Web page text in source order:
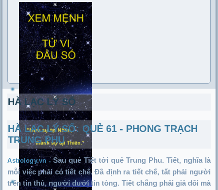
HÀ LẠC LÝ SỐ
HÀ LẠC LÝ SỐ: QUẺ 61 - PHONG TRẠCH
TRUNG PHU
Astrology.vn -Sau quẻ Tiết tới quẻ Trung Phu. Tiết, nghĩa là
mỗi việc phải có tiết chế. Đã định ra tiết chế, tất phải người
trên tín thủ, người dưới tín tòng. Tiết chẳng phải giả dối mà